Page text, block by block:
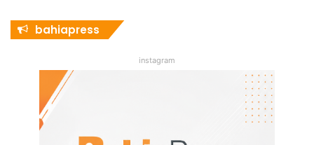
bahiapress
instagram